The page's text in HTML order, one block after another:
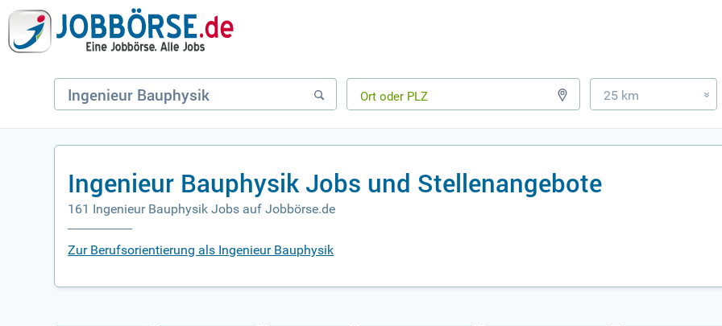
25 km »
Ingenieur Bauphysik Jobs und Stellenangebote
161 Ingenieur Bauphysik Jobs auf Jobbörse.de
Zur Berufsorientierung als Ingenieur Bauphysik